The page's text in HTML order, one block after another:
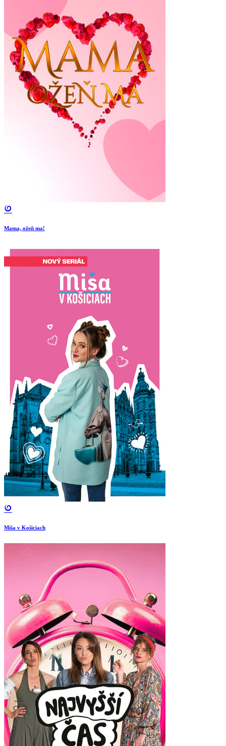
Mama, ožeň ma!
Miša v Košiciach